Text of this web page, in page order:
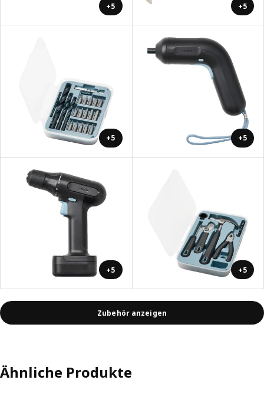
+5 +5
+5 +5
+5 +5
Zubehör anzeigen
Ähnliche Produkte